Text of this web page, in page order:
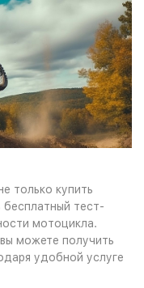
только купить
тест-
мотоцикла.
можете получить
удобной услуге